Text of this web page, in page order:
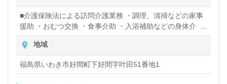
■介護保険法による訪問介護業務 ・調理、清掃などの家事
援助 ・おむつ交換 ・食事介助 ・入浴補助などの身体介
護 など ※障害者総合支援法による訪問介護業務も行って
いますので、ご相談ください！ ※直行直帰も可能 ※週1回
事務所に来ていただきます
地域
福島県いわき市好間町下好間字叶田51番地1